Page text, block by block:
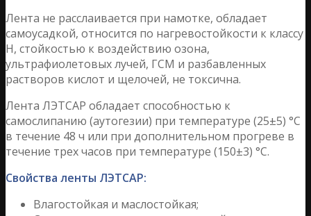
Лента не расслаивается при намотке, обладает
самоусадкой, относится по нагревостойкости к классу
Н, стойкостью к воздействию озона,
ультрафиолетовых лучей, ГСМ и разбавленных
растворов кислот и щелочей, не токсична.
Лента ЛЭТСАР обладает способностью к
самослипанию (аутогезии) при температуре (25±5) °С
в те­чение 48 ч или при дополнительном прогреве в
течение трех часов при температуре (150±3) °С.
Свойства ленты ЛЭТСАР:
Влагостойкая и маслостойкая;